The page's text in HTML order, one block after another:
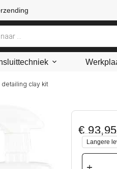
clay kit
€93,95
Langere